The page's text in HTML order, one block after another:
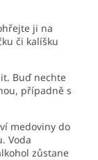
ji na
či kalíšku
Buď nechte
případně s
medoviny do
Voda
zůstane